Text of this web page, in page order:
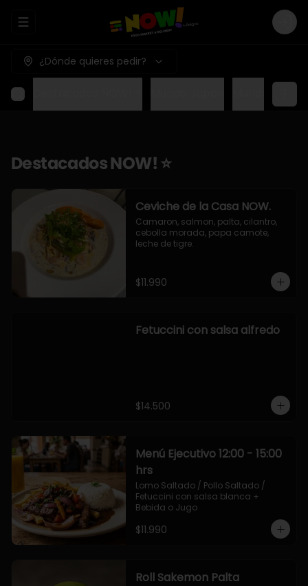
Abrir menu de navegación Login
¿Dónde quieres pedir?
Destacados NOW! ⭐
Ceviche de la Casa NOW.
Camaron, salmon, palta, cilantro,
cebolla morada, papa camote,
leche de tigre.
$11.990
Fetuccini con salsa alfredo
$14.500
Menú Ejecutivo 12:00 - 15:00
hrs
Lomo Saltado / Pollo Saltado /
Fetuccini con salsa blanca +
Bebida o Jugo
$11.990
Roll Sakemon Palta